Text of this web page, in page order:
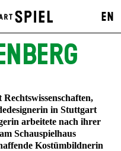
EN
in Stuttgart
arbeitete nach ihrer
Schauspielhaus
Kostümbildnerin